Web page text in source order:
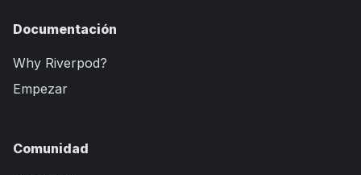
Documentación
Why Riverpod?
Empezar
Comunidad